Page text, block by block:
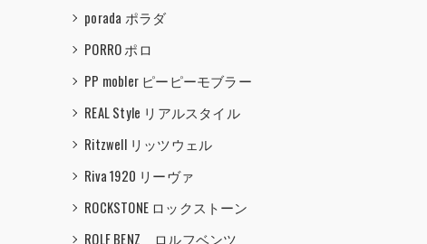
porada ポラダ
PORRO ポロ
PP mobler ピーピーモブラー
REAL Style リアルスタイル
Ritzwell リッツウェル
Riva 1920 リーヴァ
ROCKSTONE ロックストーン
ROLF BENZ ロルフベンツ